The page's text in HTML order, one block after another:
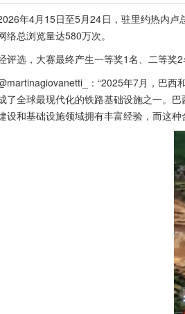
年4月15日至5月24日，驻里约热内卢
络总浏览量达580万次。
评选，大赛最终产生一等奖1名、二等奖
：“2025年7月，巴西
了全球最现代化的铁路基础设施之一。
设和基础设施领域拥有丰富经验，而这